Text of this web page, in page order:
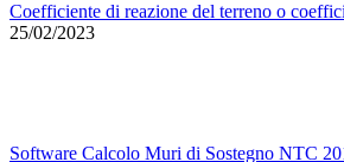
Coefficiente di reazione del terreno o
25/02/2023
Software Calcolo Muri di Sostegno NTC